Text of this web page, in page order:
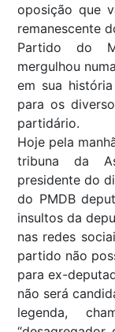
oposição que
remanescente
Partido do
mergulhou
em sua
para os
partidário.
Hoje pela
tribuna da
presidente do
do PMDB
insultos da
nas redes
partido não
para ex-
não será
legenda,